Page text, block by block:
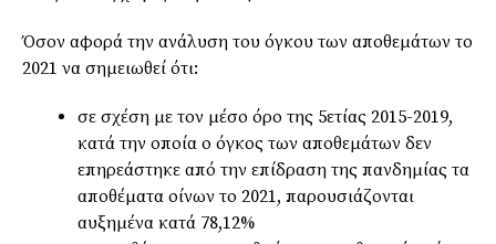
Όσον αφορά την ανάλυση του όγκου των αποθεμάτων το
2021 να σημειωθεί ότι:
σε σχέση με τον μέσο όρο της 5ετίας 2015-2019,
κατά την οποία ο όγκος των αποθεμάτων δεν
επηρεάστηκε από την επίδραση της πανδημίας τα
αποθέματα οίνων το 2021, παρουσιάζονται
αυξημένα κατά 78,12%